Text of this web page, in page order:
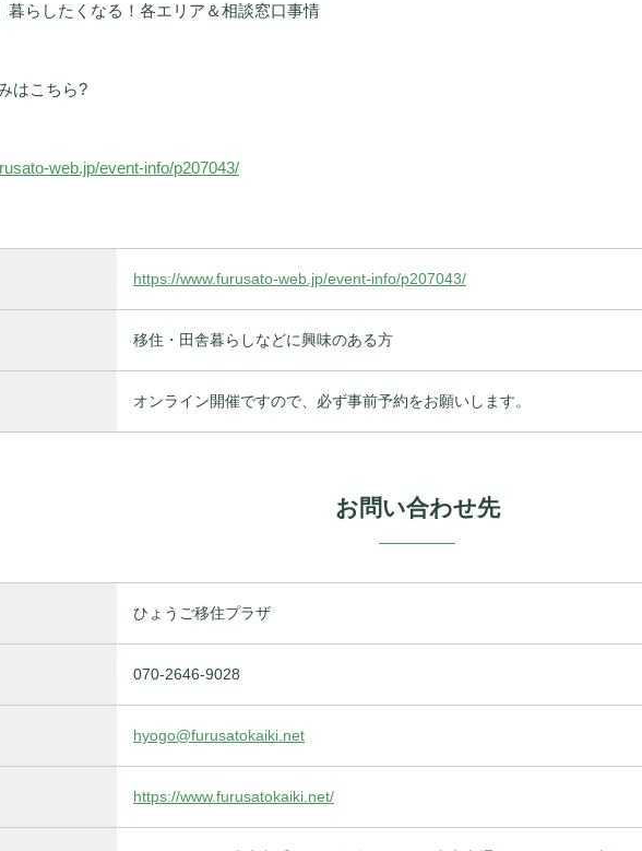
暮らしたくなる！各エリア＆相談窓口事情
はこちら?
web.jp/event-info/p207043/
https://www.furusato-web.jp/event-info/p207043/
移住・田舎暮らしなどに興味のある方
オンライン開催ですので、必ず事前予約をお願いします。
お問い合わせ先
ひょうご移住プラザ
070-2646-9028
hyogo@furusatokaiki.net
https://www.furusatokaiki.net/